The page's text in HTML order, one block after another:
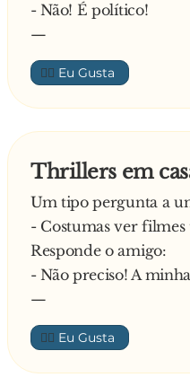
- Não! É político!
—
👍🏼
Thrillers em
Um tipo pergunta a
- Costumas ver filmes
Responde o amigo:
- Não preciso! A
—
👍🏼